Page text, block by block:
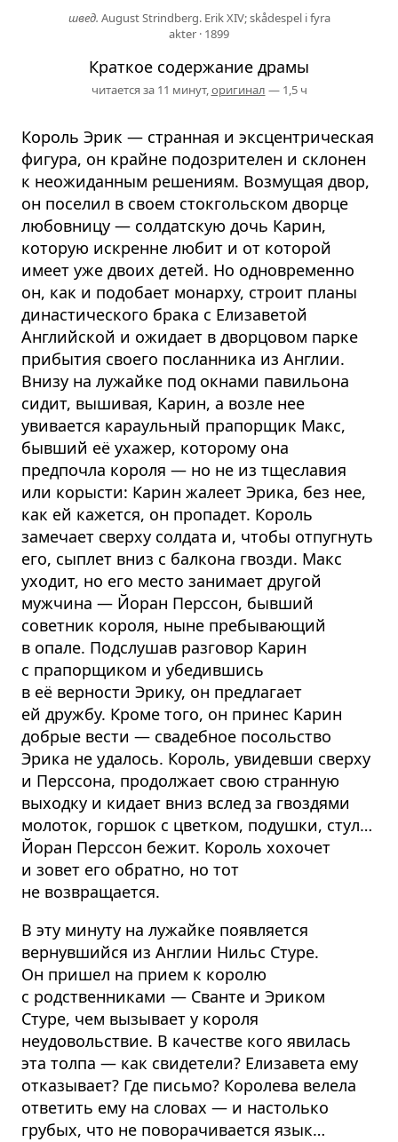
швед. August Strindberg. Erik XIV; skådespel i fyra
akter · 1899
Краткое содержание драмы
читается за 11 минут,оригинал — 1,5 ч
Король Эрик — странная и эксцентрическая
фигура, он крайне подозрителен и склонен
к неожиданным решениям. Возмущая двор,
он поселил в своем стокгольском дворце
любовницу — солдатскую дочь Карин,
которую искренне любит и от которой
имеет уже двоих детей. Но одновременно
он, как и подобает монарху, строит планы
династического брака с Елизаветой
Английской и ожидает в дворцовом парке
прибытия своего посланника из Англии.
Внизу на лужайке под окнами павильона
сидит, вышивая, Карин, а возле нее
увивается караульный прапорщик Макс,
бывший её ухажер, которому она
предпочла короля — но не из тщеславия
или корысти: Карин жалеет Эрика, без нее,
как ей кажется, он пропадет. Король
замечает сверху солдата и, чтобы отпугнуть
его, сыплет вниз с балкона гвозди. Макс
уходит, но его место занимает другой
мужчина — Йоран Перссон, бывший
советник короля, ныне пребывающий
в опале. Подслушав разговор Карин
с прапорщиком и убедившись
в её верности Эрику, он предлагает
ей дружбу. Кроме того, он принес Карин
добрые вести — свадебное посольство
Эрика не удалось. Король, увидевши сверху
и Перссона, продолжает свою странную
выходку и кидает вниз вслед за гвоздями
молоток, горшок с цветком, подушки, стул…
Йоран Перссон бежит. Король хохочет
и зовет его обратно, но тот
не возвращается.
В эту минуту на лужайке появляется
вернувшийся из Англии Нильс Стуре.
Он пришел на прием к королю
с родственниками — Сванте и Эриком
Стуре, чем вызывает у короля
неудовольствие. В качестве кого явилась
эта толпа — как свидетели? Елизавета ему
отказывает? Где письмо? Королева велела
ответить ему на словах — и настолько
грубых, что не поворачивается язык…